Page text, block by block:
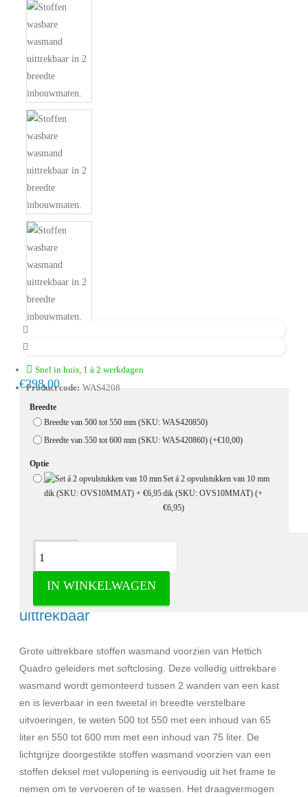
Snel in huis, 1 á 2 werkdagen
Product code: WAS4208
€298,00
Breedte
Breedte van 500 tot 550 mm (SKU: WAS420850)
Breedte van 550 tot 600 mm (SKU: WAS420860) (+€10,00)
Optie
Set á 2 opvulstukken van 10 mm
dik (SKU: OVS10MMAT)(+
€6,95)
IN WINKELWAGEN
Omschrijving
Stoffen wasbare wasmand volledig
uittrekbaar
Grote uittrekbare stoffen wasmand voorzien van Hettich
Quadro geleiders met softclosing. Deze volledig uittrekbare
wasmand wordt gemonteerd tussen 2 wanden van een kast
en is leverbaar in een tweetal in breedte verstelbare
uitvoeringen, te weten 500 tot 550 met een inhoud van 65
liter en 550 tot 600 mm met een inhoud van 75 liter. De
lichtgrijze doorgestikte stoffen wasmand voorzien van een
stoffen deksel met vulopening is eenvoudig uit het frame te
nemen om te vervoeren of te wassen. Het draagvermogen